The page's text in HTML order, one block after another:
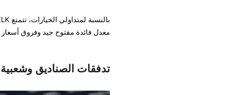
معدل فائدة مفتوح جيد وفروق
تدفقات الصناديق